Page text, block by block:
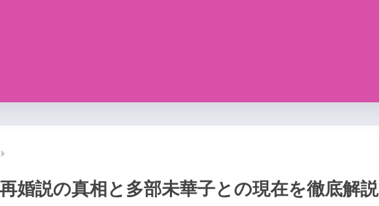
婚説の真相と多部未華子との現在を徹底解説